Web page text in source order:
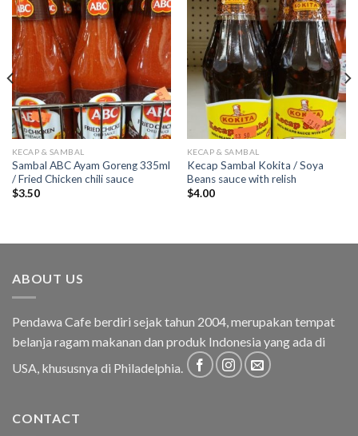
KECAP & SAMBAL
Sambal ABC Ayam Goreng 335ml
/ Fried Chicken chili sauce
$3.50
KECAP & SAMBAL
Kecap Sambal Kokita / Soya
Beans sauce with relish
$4.00
ABOUT US
Pendawa Cafe berdiri sejak tahun 2004, merupakan tempat
belanja ragam makanan dan produk Indonesia yang ada di
USA, khususnya di Philadelphia.
CONTACT